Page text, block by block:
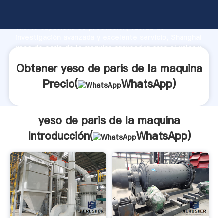
fuerte capacidad de producción, fuerza de
yeso de paris de la maquina proveedor crea el valor y
Obtener yeso de paris de la maquina
Precio(
WhatsApp)
yeso de paris de la maquina
Introducción(
WhatsApp)